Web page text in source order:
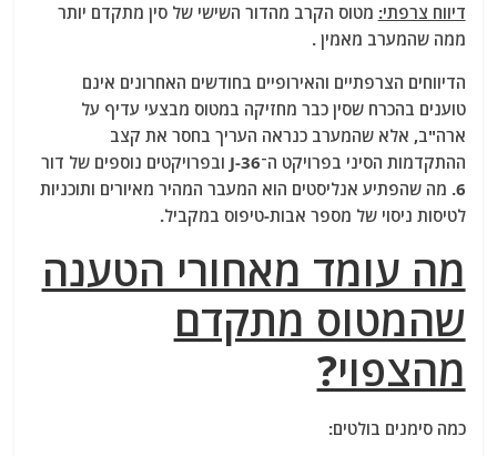
at
s
A
p
p
e
g
ra
m
ai
l
itt
er
c
e
b
o
o
k
דיווח צרפתי: מטוס הקרב מהדור השישי של סין מתקדם יותר
ממה שהמערב מאמין .
הדיווחים הצרפתיים והאירופיים בחודשים האחרונים אינם
טוענים בהכרח שסין כבר מחזיקה במטוס מבצעי עדיף על
ארה"ב, אלא שהמערב כנראה העריך בחסר את קצב
ההתקדמות הסיני בפרויקט ה־J-36 ובפרויקטים נוספים של דור
6. מה שהפתיע אנליסטים הוא המעבר המהיר מאיורים ותוכניות
לטיסות ניסוי של מספר אבות-טיפוס במקביל.
מה עומד מאחורי הטענה
שהמטוס מתקדם
מהצפוי?
כמה סימנים בולטים: